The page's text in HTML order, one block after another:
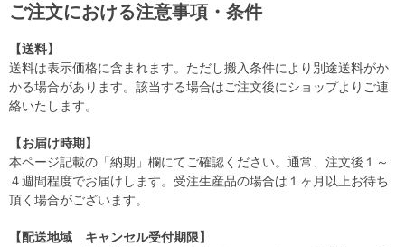
ご注文における注意事項・条件
【送料】
送料は表示価格に含まれます。ただし搬入条件により別途送料がか
かる場合があります。該当する場合はご注文後にショップよりご連
絡いたします。
【お届け時期】
本ページ記載の「納期」欄にてご確認ください。通常、注文後１～
４週間程度でお届けします。受注生産品の場合は１ヶ月以上お待ち
頂く場合がございます。
【配送地域 キャンセル受付期限】